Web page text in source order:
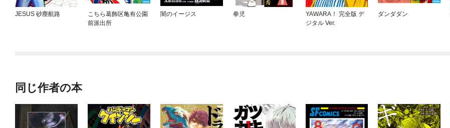
JESUS 砂塵航路
こちら葛飾区亀有公園
前派出所
闇のイージス 拳児
YAWARA！ 完全版 デ
ジタル Ver.
ダンダダン
同じ作者の本